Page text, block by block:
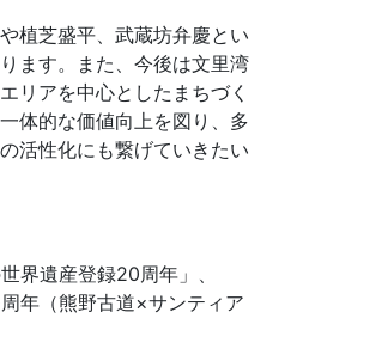
植芝盛平、武蔵坊弁慶とい
ます。また、今後は文里湾
リアを中心としたまちづく
体的な価値向上を図り、多
活性化にも繋げていきたい
界遺産登録20周年」、
年（熊野古道×サンティア